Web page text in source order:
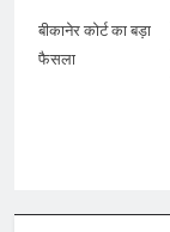
बीकानेर कोर्ट का बड़ा
फैसला